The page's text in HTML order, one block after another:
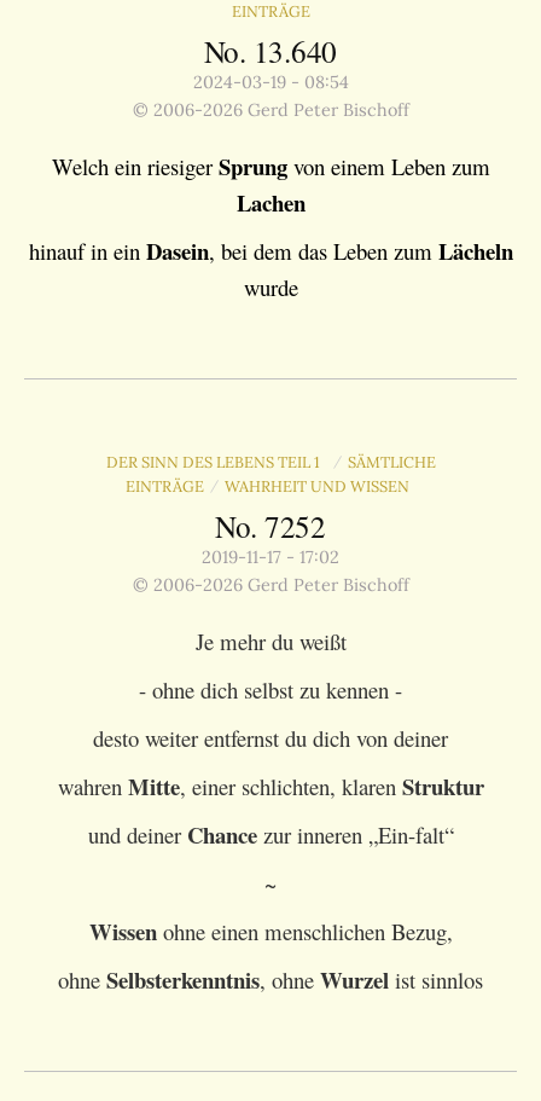
EINTRÄGE
No. 13.640
2024-03-19 - 08:54
© 2006-2026 Gerd Peter Bischoff
Welch ein riesiger Sprungvon einem Leben zum
Lachen
hinauf in ein Dasein, bei dem das Leben zum Lächeln
wurde
DER SINN DES LEBENS TEIL 1 / SÄMTLICHE
EINTRÄGE
/ WAHRHEIT UND WISSEN
No. 7252
2019-11-17 - 17:02
© 2006-2026 Gerd Peter Bischoff
Je mehr du weißt
- ohne dich selbst zu kennen -
desto weiter entfernst du dich von deiner
wahren Mitte, einer schlichten, klaren Struktur
und deiner Chancezur inneren „Ein-falt“
~
Wissenohne einen menschlichen Bezug,
ohne Selbsterkenntnis, ohne Wurzel ist sinnlos